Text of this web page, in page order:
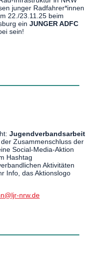
junger Radfahrer*innen
22./23.11.25 beim
ein JUNGER ADFC
sein!
Jugendverbandsarbeit
Zusammenschluss der
Social-Media-Aktion
Hashtag
Aktivitäten
Info, das Aktionslogo
nrw.de